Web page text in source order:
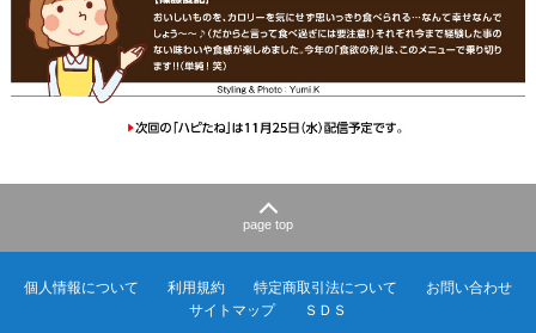
page top
個人情報について 利用規約 特定商取引法について
お問い合わせ
サイトマップ
ＳＤＳ